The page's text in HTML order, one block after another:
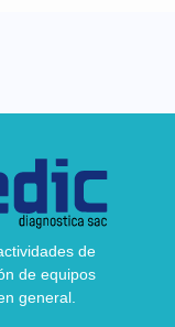
de
de equipos
general.